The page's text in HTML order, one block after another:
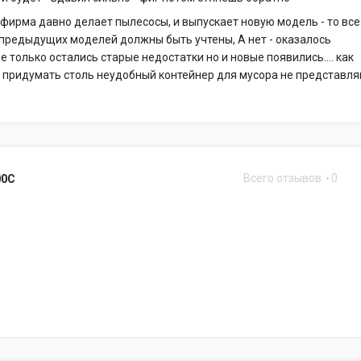
давно делает пылесосы, и выпускает новую модель - то все
моделей должны быть учтены, А нет - оказалось
только остались старые недостатки но и новые появились.... как
столь неудобный контейнер для мусора не
Всего отзывов 0